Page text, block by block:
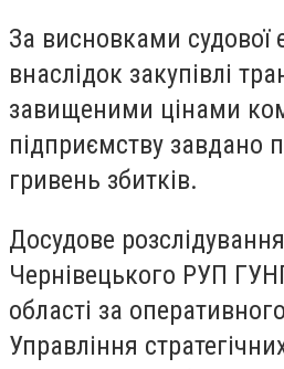
За висновками судової
внаслідок закупівлі
завищеними цінами
підприємству завдано
гривень збитків.
Досудове
Чернівецького РУП
області за
Управління